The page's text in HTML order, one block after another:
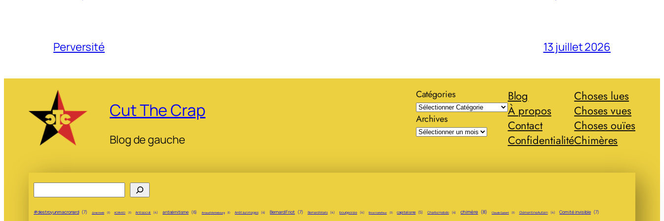
Perversité 13 juillet 2026
Cut The Crap
Blog de gauche
Catégories
Archives
Blog
À propos
Contact
Confidentialité
Choses lues
Choses vues
Choses ouïes
Chimères
#destroyunmacronard (7) @recriweb (3) ACRIMED (3) Antisocial (4) antisémitisme (6) Arnaud Montebourg (3) Arrêt sur images (4) Bernard Friot (7) Bernard Maris (4) bourgeoisie (4) Brice Hortefeux (3) capitalisme (5) Charlie Hebdo (4) chimère (8) Claude Guéant (3) Clémentine Autain (4) Comité invisible (7)